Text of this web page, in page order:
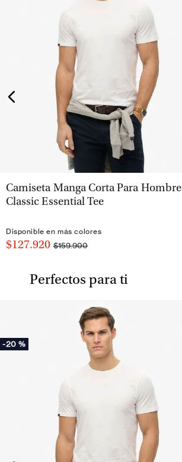
VISTA RÁPIDA
Camiseta Manga Corta Para Hombre
Classic Essential Tee
Disponible en más colores
$127.920 $159.900
Perfectos para ti
-20 %